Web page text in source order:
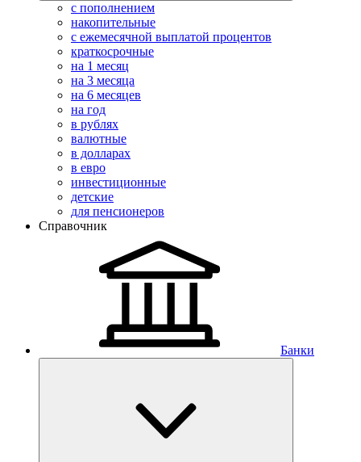
с пополнением
накопительные
с ежемесячной выплатой процентов
краткосрочные
на 1 месяц
на 3 месяца
на 6 месяцев
на год
в рублях
валютные
в долларах
в евро
инвестиционные
детские
для пенсионеров
Справочник
Банки